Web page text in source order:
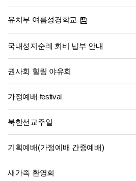
유치부 여름성경학교
국내성지순례 회비 납부 안내
권사회 힐링 야유회
가정예배 festival
북한선교주일
기획예배(가정예배 간증예배)
새가족 환영회